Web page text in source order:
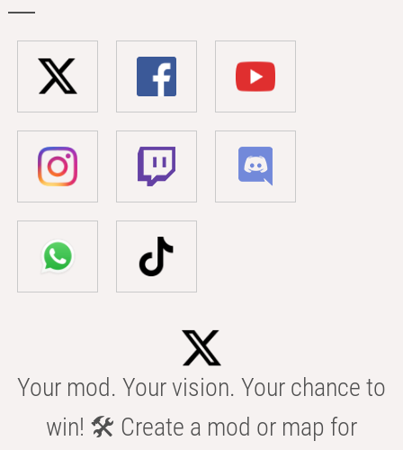
Your mod. Your vision. Your chance to
win! 🛠️ Create a mod or map for